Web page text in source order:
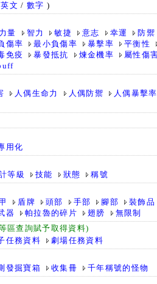
英文 /數字 )
力量 智力 敏捷 意志 幸運 防禦
傷率 最小負傷率 暴擊率 平衡性
免疫 暴發抵抗 煉金機率 屬性傷
人偶生命力 人偶防禦 人偶暴擊率
用化
等級 技能 狀態
稱號
盾牌 頭部 手部 腳部 裝飾品
器 帕拉魯的碎片 翅膀
無限制
區查詢賦予取得資料)
任務資料
劇場任務資料
發掘寶箱 收集冊 千年稱號的怪物